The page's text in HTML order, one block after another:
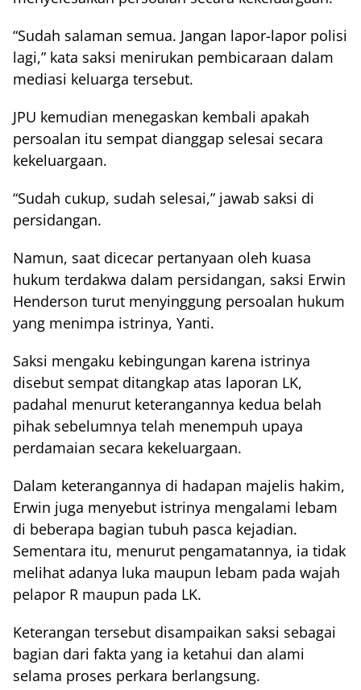
“Sudah salaman semua. Jangan lapor-lapor polisi
lagi,” kata saksi menirukan pembicaraan dalam
mediasi keluarga tersebut.
JPU kemudian menegaskan kembali apakah
persoalan itu sempat dianggap selesai secara
kekeluargaan.
“Sudah cukup, sudah selesai,” jawab saksi di
persidangan.
Namun, saat dicecar pertanyaan oleh kuasa
hukum terdakwa dalam persidangan, saksi Erwin
Henderson turut menyinggung persoalan hukum
yang menimpa istrinya, Yanti.
Saksi mengaku kebingungan karena istrinya
disebut sempat ditangkap atas laporan LK,
padahal menurut keterangannya kedua belah
pihak sebelumnya telah menempuh upaya
perdamaian secara kekeluargaan.
Dalam keterangannya di hadapan majelis hakim,
Erwin juga menyebut istrinya mengalami lebam
di beberapa bagian tubuh pasca kejadian.
Sementara itu, menurut pengamatannya, ia tidak
melihat adanya luka maupun lebam pada wajah
pelapor R maupun pada LK.
Keterangan tersebut disampaikan saksi sebagai
bagian dari fakta yang ia ketahui dan alami
selama proses perkara berlangsung.